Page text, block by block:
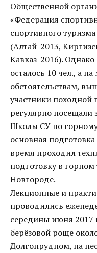
Общественной
«Федерация
спортивного
(Алтай-2013,
Кавказ-2016).
осталось 10 чел., а
обстоятельствам,
участники походной
регулярно посещали
Школы СУ по горному
основная
время проходил
подготовку в
Новгороде.
Лекционные и
проводились
середины июня 2017
берёзовой роще
Долгопрудном, на